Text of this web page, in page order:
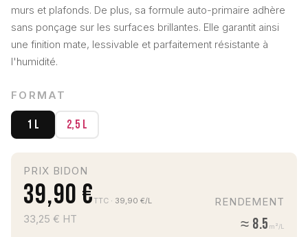
murs et plafonds. De plus, sa formule auto-primaire adhère
sans ponçage sur les surfaces brillantes. Elle garantit ainsi
une finition mate, lessivable et parfaitement résistante à
l'humidité.
FORMAT
1 L 2,5 L
PRIX BIDON
39,90 €TTC · 39,90 €/L
33,25 € HT
RENDEMENT
≈ 8.5 m²/L